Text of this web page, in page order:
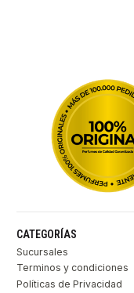
CATEGORÍAS
Sucursales
Terminos y condiciones
Políticas de Privacidad